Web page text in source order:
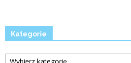
Kategorie
Kategorie